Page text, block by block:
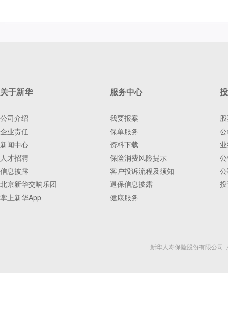
关于新华
公司介绍
企业责任
新闻中心
人才招聘
信息披露
北京新华交响乐团
掌上新华App
服务中心
我要报案
保单服务
资料下载
保险消费风险提示
客户投诉流程及须知
退保信息披露
健康服务
新华人寿保险股份有限公